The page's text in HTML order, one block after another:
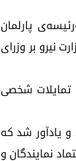
تصریح کرد: «هیئت‌رئیسه‌ی پارلمان
نیرو بر وزرای
تمایلات شخصی
یادآور شد که
نمایندگان و